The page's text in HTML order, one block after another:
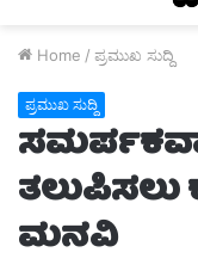
Home / ಪ್ರಮುಖ ಸುದ್ದಿ
ಪ್ರಮುಖ ಸುದ್ದಿ
ಮನವಿ